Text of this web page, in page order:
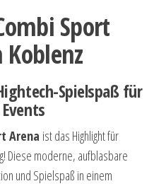
Sport
Spielspaß für
Arena ist das Highlight für
Diese moderne, aufblasbare
und Spielspaß in einem